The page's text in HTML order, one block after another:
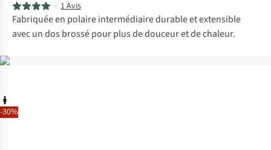
-30%
1 Avis
Fabriquée en polaire intermédiaire durable et extensible
avec un dos brossé pour plus de douceur et de chaleur.